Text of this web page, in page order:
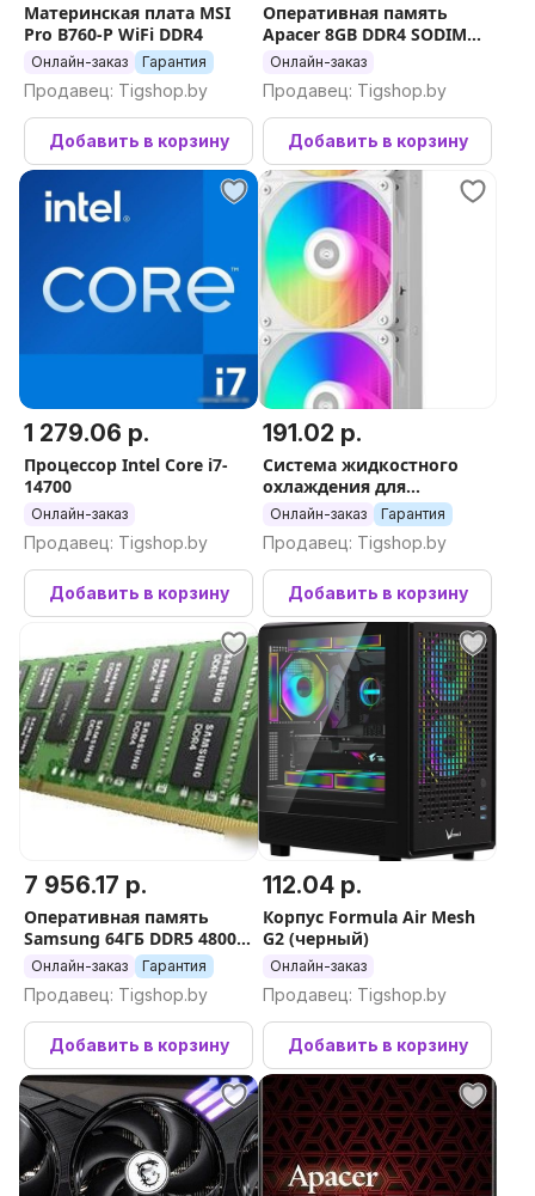
Материнская плата MSI
Pro B760-P WiFi DDR4
Онлайн-заказ Гарантия
Продавец: Tigshop.by
Добавить в корзину
Оперативная память
Apacer 8GB DDR4 SODIMM
PC4-21300
Онлайн-заказ
Продавец: Tigshop.by
Добавить в корзину
1 279.06 р.
Процессор Intel Core i7-
14700
Онлайн-заказ
Продавец: Tigshop.by
Добавить в корзину
191.02 р.
Система жидкостного
охлаждения для
процессора PCCooler
DA360 ARGB (белый)
Онлайн-заказ Гарантия
Продавец: Tigshop.by
Добавить в корзину
7 956.17 р.
Оперативная память
Samsung 64ГБ DDR5 4800
МГц M321R8GA0BB0-CQK
Онлайн-заказ Гарантия
Продавец: Tigshop.by
Добавить в корзину
112.04 р.
Корпус Formula Air Mesh
G2 (черный)
Онлайн-заказ
Продавец: Tigshop.by
Добавить в корзину